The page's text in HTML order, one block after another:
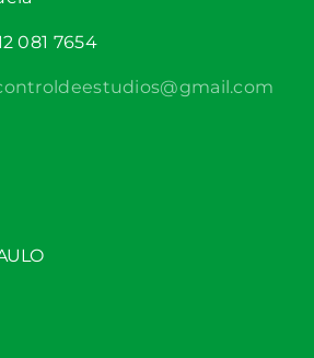
081 7654